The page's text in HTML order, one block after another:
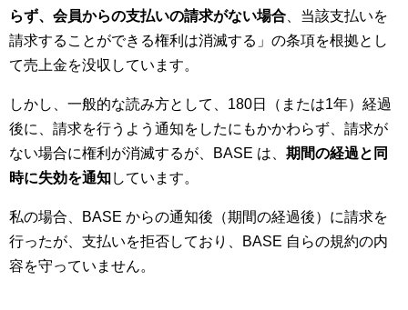
らず、会員からの支払いの請求がない場合 、当該支払いを
請求することができる権利は消滅する」の条項を根拠とし
て売上金を没収しています。
しかし、一般的な読み方として、180日（または1年）経過
後に、請求を行うよう通知をしたにもかかわらず、請求が
ない場合に権利が消滅するが、BASE は、 期間の経過と同
時に失効を通知しています。
私の場合、BASE からの通知後（期間の経過後）に請求を
行ったが、支払いを拒否しており、BASE 自らの規約の内
容を守っていません。